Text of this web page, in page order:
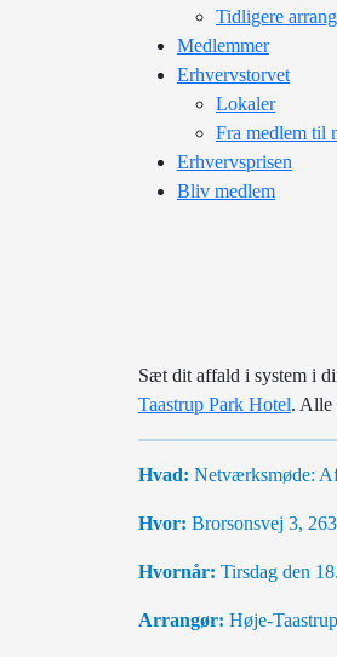
Tidligere
Medlemmer
Erhvervstorvet
Lokaler
Fra medlem til
Erhvervsprisen
Bliv medlem
Sæt dit affald i system i
Taastrup Park Hotel. Alle
Hvad: Netværksmøde:
Hvor: Brorsonsvej 3,
Hvornår: Tirsdag den
Arrangør: Høje-